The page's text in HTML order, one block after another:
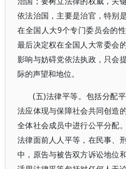
依法治国，主要是治官，特别
在全国人大9个专门委员会的
最后决定权在全国人大常委会
影响与妨碍党依法执政，只会
际的声望和地位。
(五)法律平等。包括分配
法应体现与保障社会共同创造
全体社会成员中进行公平分配
法律面前人人平等，在民事、
中，原告与被告双方诉讼地位